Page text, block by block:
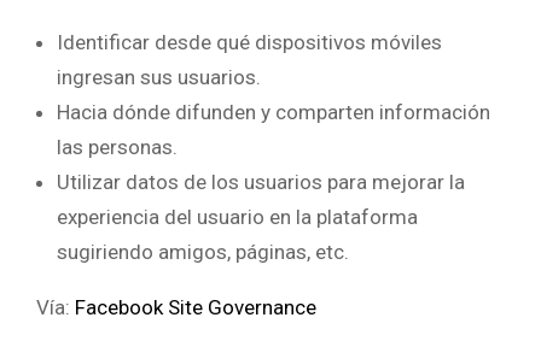
Identificar desde qué dispositivos móviles
ingresan sus usuarios.
Hacia dónde difunden y comparten información
las personas.
Utilizar datos de los usuarios para mejorar la
experiencia del usuario en la plataforma
sugiriendo amigos, páginas, etc.
Vía: Facebook Site Governance